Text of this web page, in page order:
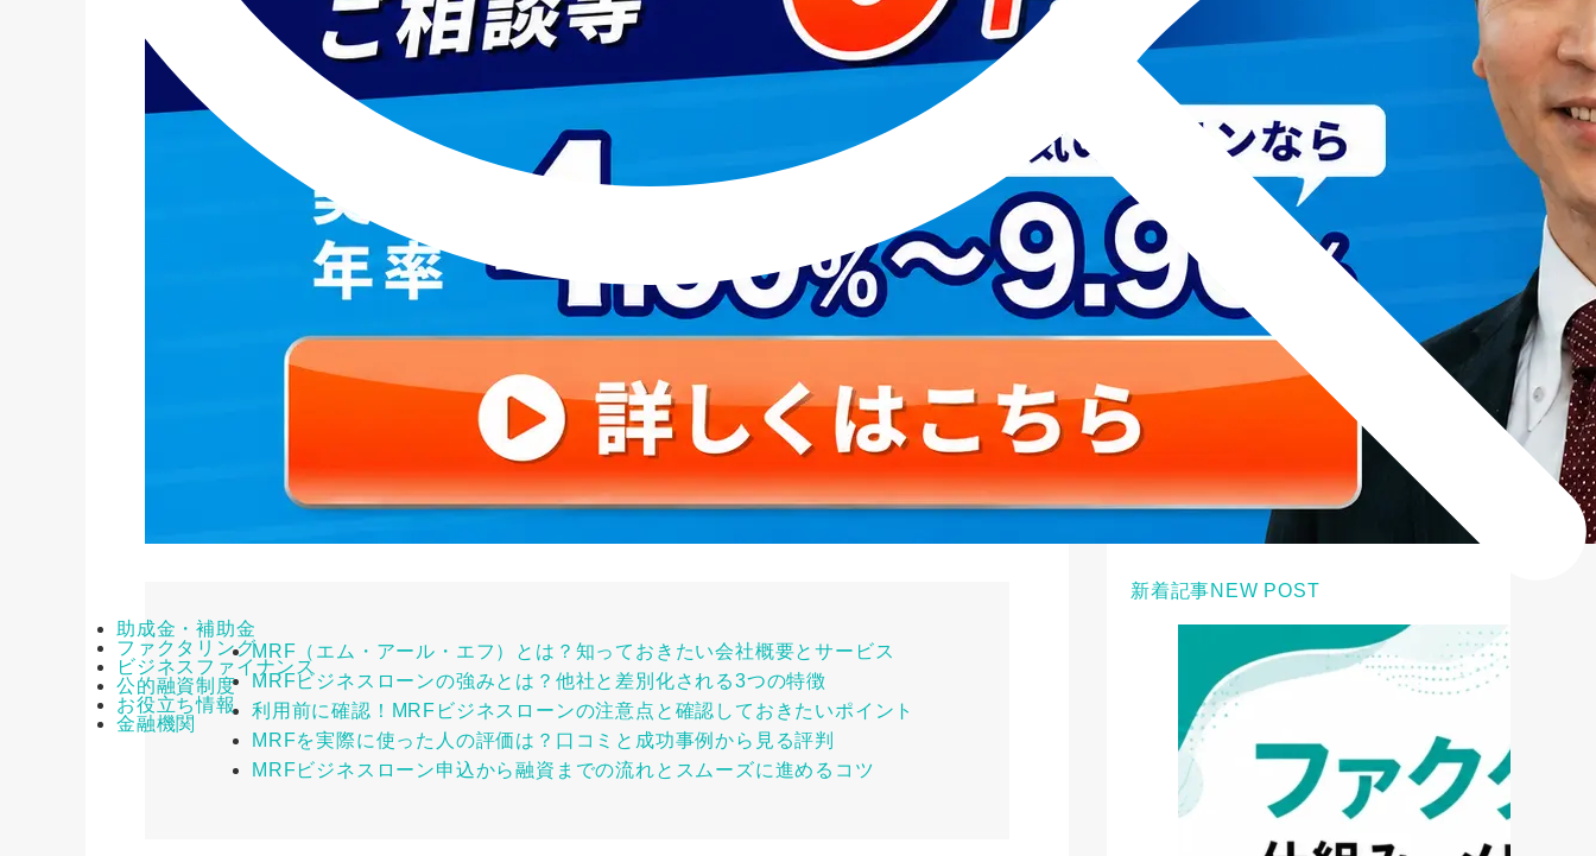
助成金・補助金
ファクタリング
ビジネスファイナンス
公的融資制度
お役立ち情報
金融機関
MRF（エム・アール・エフ）とは？知っておきたい会社概要とサービス
MRFビジネスローンの強みとは？他社と差別化される3つの特徴
利用前に確認！MRFビジネスローンの注意点と確認しておきたいポイント
MRFを実際に使った人の評価は？口コミと成功事例から見る評判
MRFビジネスローン申込から融資までの流れとスムーズに進めるコツ
新着記事NEW POST